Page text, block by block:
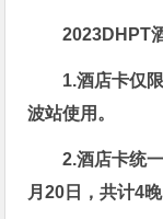
2023DHPT
1.酒店卡仅
波站使用。
2.酒店卡统
月20日，共计4晚